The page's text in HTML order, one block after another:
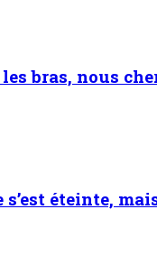
bras, nous
éteinte,